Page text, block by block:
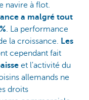
navire à flot.
a malgré tout
. La performance
la croissance. Les
cependant fait
et l'activité du
allemands ne
droits